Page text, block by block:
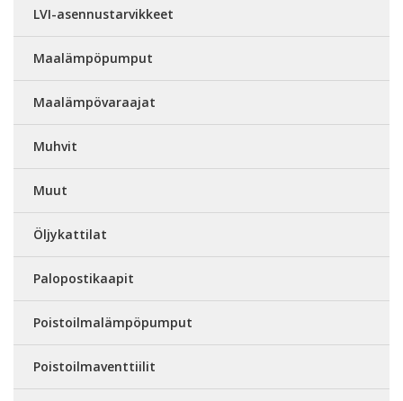
LVI-asennustarvikkeet
Maalämpöpumput
Maalämpövaraajat
Muhvit
Muut
Öljykattilat
Palopostikaapit
Poistoilmalämpöpumput
Poistoilmaventtiilit